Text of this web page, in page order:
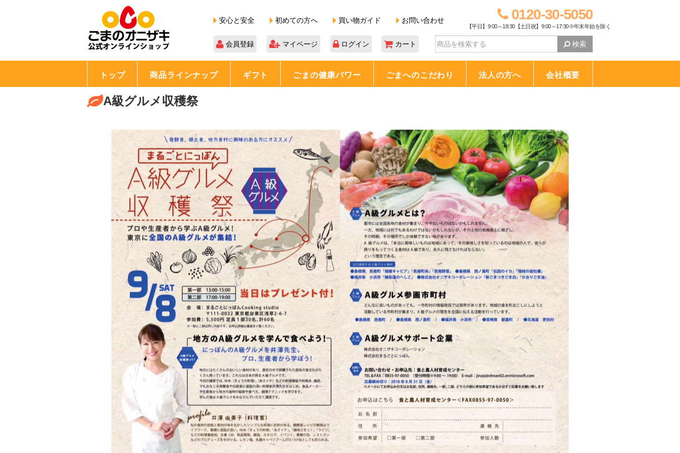
安心と安全 初めての方へ 買い物ガイド お問い合わせ 0120-30-5050
【平日】9:00～18:30【土日祝】9:00～17:30※年末年始を除く
会員登録 マイページ ログイン カート 検索
トップ 商品ラインナップ ギフト ごまの健康パワー ごまへのこだわり 法人の方へ 会社概要
A級グルメ収穫祭